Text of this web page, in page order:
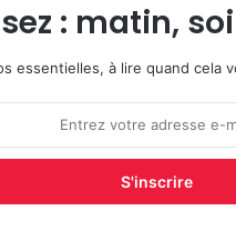
: matin,
essentielles, à lire quand cela